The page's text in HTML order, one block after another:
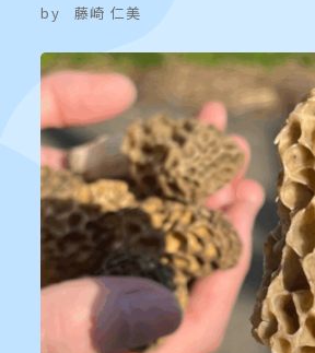
by 藤崎 仁美